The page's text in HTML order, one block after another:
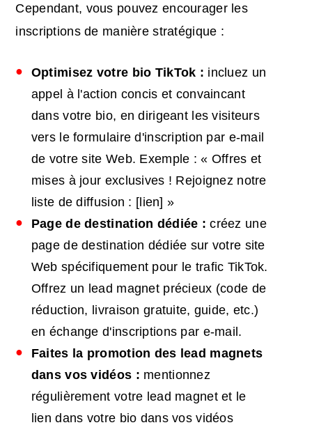
Cependant, vous pouvez encourager les
inscriptions de manière stratégique :
Optimisez votre bio TikTok : incluez un
appel à l'action concis et convaincant
dans votre bio, en dirigeant les visiteurs
vers le formulaire d'inscription par e-mail
de votre site Web. Exemple : « Offres et
mises à jour exclusives ! Rejoignez notre
liste de diffusion : [lien] »
Page de destination dédiée : créez une
page de destination dédiée sur votre site
Web spécifiquement pour le trafic TikTok.
Offrez un lead magnet précieux (code de
réduction, livraison gratuite, guide, etc.)
en échange d'inscriptions par e-mail.
Faites la promotion des lead magnets
dans vos vidéos : mentionnez
régulièrement votre lead magnet et le
lien dans votre bio dans vos vidéos